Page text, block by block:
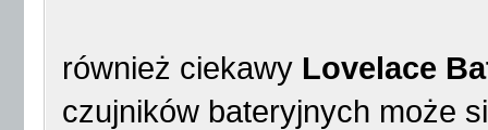
również ciekawy Lovelace
czujników bateryjnych może